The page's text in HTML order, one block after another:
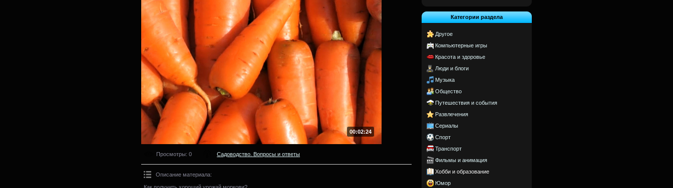
00:02:24
Просмотры: 0 Садоводство. Вопросы и ответы
Описание материала:
Как получить хороший урожай моркови?
Категории раздела
Другое
Компьютерные игры
Красота и здоровье
Люди и блоги
Музыка
Общество
Путешествия и события
Развлечения
Сериалы
Спорт
Транспорт
Фильмы и анимация
Хобби и образование
Юмор